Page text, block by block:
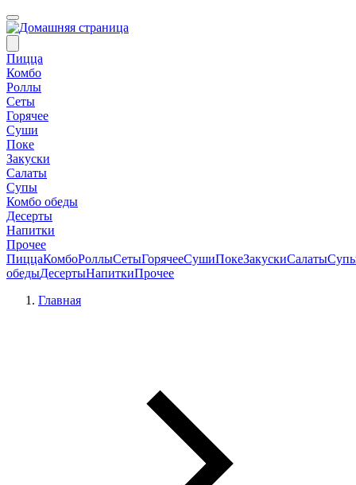
Пицца
Комбо
Роллы
Сеты
Горячее
Суши
Поке
Закуски
Салаты
Супы
Комбо обеды
Десерты
Напитки
Прочее
ПиццаКомбоРоллыСетыГорячееСушиПокеЗакускиСалаты
обедыДесертыНапиткиПрочее
Главная